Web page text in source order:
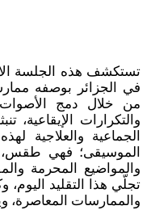
تستكشف هذه الجلسة
في الجزائر بوصفه
من خلال دمج الأصوات
والتكرارات
الجماعية والعلاجية
الموسيقى؛ فهي طقس،
والمواضيع المحرمة
تجلّي هذا التقليد
والممارسات المعاصرة،